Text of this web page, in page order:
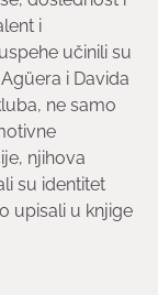
i
učinili su
i Davida
ne samo
njihova
su identitet
upisali u knjige